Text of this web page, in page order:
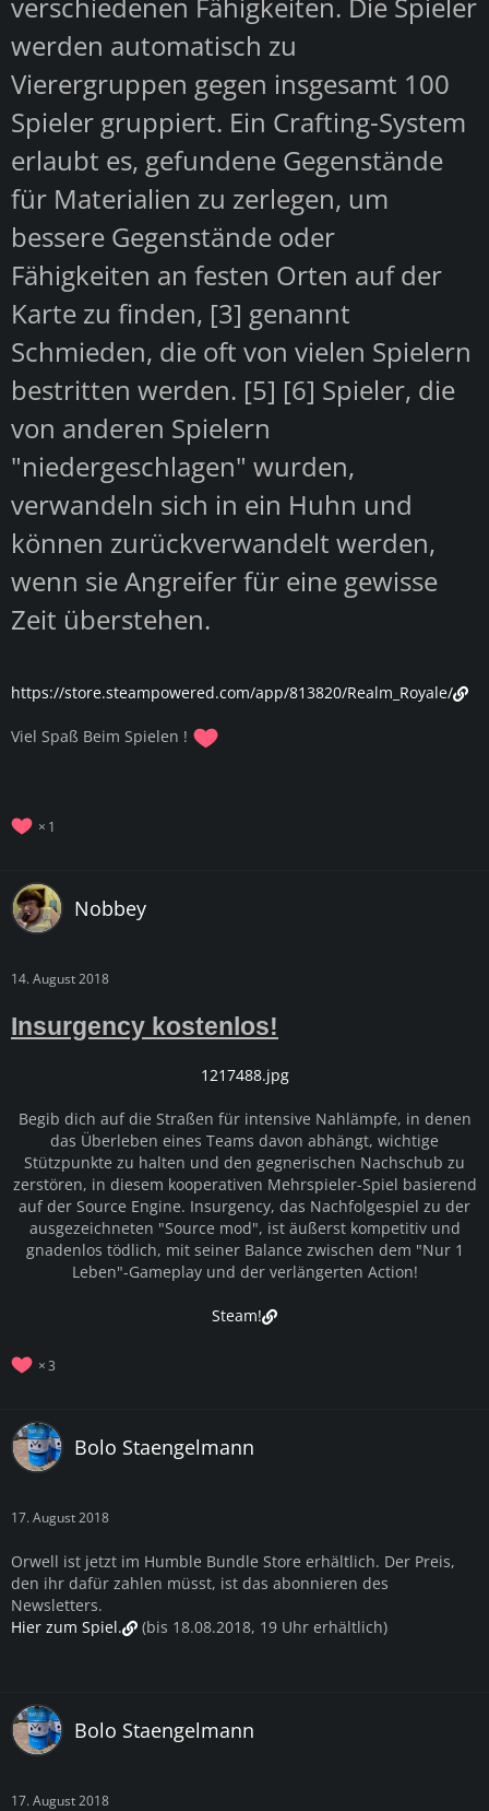
werden automatisch zu
Vierergruppen gegen insgesamt 100
Spieler gruppiert. Ein Crafting-System
erlaubt es, gefundene Gegenstände
für Materialien zu zerlegen, um
bessere Gegenstände oder
Fähigkeiten an festen Orten auf der
Karte zu finden, [3] genannt
Schmieden, die oft von vielen Spielern
bestritten werden. [5] [6] Spieler, die
von anderen Spielern
"niedergeschlagen" wurden,
verwandeln sich in ein Huhn und
können zurückverwandelt werden,
wenn sie Angreifer für eine gewisse
Zeit überstehen.
https://store.steampowered.com/app/813820/Realm_Royale/
Viel Spaß Beim Spielen !
1
Nobbey
14. August 2018
Insurgency kostenlos!
1217488.jpg
Begib dich auf die Straßen für intensive Nahlämpfe, in denen
das Überleben eines Teams davon abhängt, wichtige
Stützpunkte zu halten und den gegnerischen Nachschub zu
zerstören, in diesem kooperativen Mehrspieler-Spiel basierend
auf der Source Engine. Insurgency, das Nachfolgespiel zu der
ausgezeichneten "Source mod", ist äußerst kompetitiv und
gnadenlos tödlich, mit seiner Balance zwischen dem "Nur 1
Leben"-Gameplay und der verlängerten Action!
Steam!
3
Bolo Staengelmann
17. August 2018
Orwell ist jetzt im Humble Bundle Store erhältlich. Der Preis,
den ihr dafür zahlen müsst, ist das abonnieren des
Newsletters.
Hier zum Spiel.
(bis 18.08.2018, 19 Uhr erhältlich)
Bolo Staengelmann
17. August 2018